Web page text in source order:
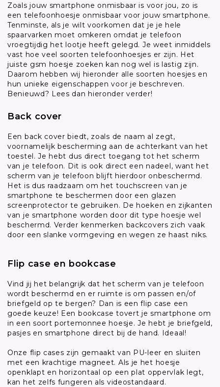
Zoals jouw smartphone onmisbaar is voor jou, zo is
een telefoonhoesje onmisbaar voor jouw smartphone.
Tenminste, als je wilt voorkomen dat je je hele
spaarvarken moet omkeren omdat je telefoon
vroegtijdig het lootje heeft gelegd. Je weet inmiddels
vast hoe veel soorten telefoonhoesjes er zijn. Het
juiste gsm hoesje zoeken kan nog wel is lastig zijn.
Daarom hebben wij hieronder alle soorten hoesjes en
hun unieke eigenschappen voor je beschreven.
Benieuwd? Lees dan hieronder verder!
Back cover
Een back cover biedt, zoals de naam al zegt,
voornamelijk bescherming aan de achterkant van het
toestel. Je hebt dus direct toegang tot het scherm
van je telefoon. Dit is ook direct een nadeel, want het
scherm van je telefoon blijft hierdoor onbeschermd.
Het is dus raadzaam om het touchscreen van je
smartphone te beschermen door een glazen
screenprotector te gebruiken. De hoeken en zijkanten
van je smartphone worden door dit type hoesje wel
beschermd. Verder kenmerken backcovers zich vaak
door een slanke vormgeving en wegen ze haast niks.
Flip case en bookcase
Vind jij het belangrijk dat het scherm van je telefoon
wordt beschermd en er ruimte is om passen en/of
briefgeld op te bergen? Dan is een flip case een
goede keuze! Een bookcase tovert je smartphone om
in een soort portemonnee hoesje. Je hebt je briefgeld,
pasjes en smartphone direct bij de hand. Ideaal!
Onze flip cases zijn gemaakt van PU-leer en sluiten
met een krachtige magneet. Als je het hoesje
openklapt en horizontaal op een plat oppervlak legt,
kan het zelfs fungeren als videostandaard.